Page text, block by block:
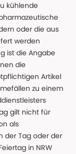
kühlende
oder die aus
werden
ist die Angabe
die
Artikel
zu einem
gilt nicht für
als
der Tag oder der
in NRW